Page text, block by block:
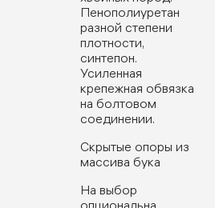
Пенополиуретан
разной степени
плотности,
синтепон.
Усиленная
крепежная обвязка
на болтовом
соединении.
Скрытые опоры из
массива бука
На выбор
опциональна